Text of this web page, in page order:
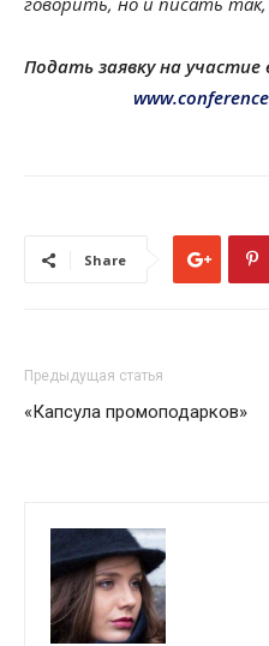
Подать заявку на
Share
Предыдущая статья
«Капсула промоподарков»